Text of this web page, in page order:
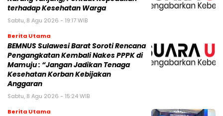
terhadap Kesehatan Warga
Sabtu, 8 Agu 2026 - 19:17 WIB
Berita Utama
BEMNUS Sulawesi Barat Soroti Rencana
Pengangkatan Kembali Nakes PPPK di
Mamuju : “Jangan Jadikan Tenaga
Kesehatan Korban Kebijakan
Anggaran
Sabtu, 8 Agu 2026 - 15:24 WIB
Berita Utama